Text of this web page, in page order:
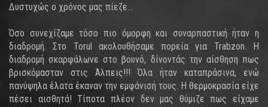
Δυστυχώς ο χρόνος μας πίεζε…
Όσο συνεχίζαμε τόσο πιο όμορφη και συναρπαστική ήταν η
διαδρομή. Στο Torul ακολουθήσαμε πορεία για Trabzon. Η
διαδρομή σκαρφάλωνε στο βουνό, δίνοντάς την αίσθηση πως
βρισκόμασταν στις Άλπεις!!! Όλα ήταν καταπράσινα, ενώ
πανύψηλα έλατα έκαναν την εμφάνισή τους. Η θερμοκρασία είχε
πέσει αισθητά! Τίποτα πλέον δεν μας θύμιζε πως είχαμε